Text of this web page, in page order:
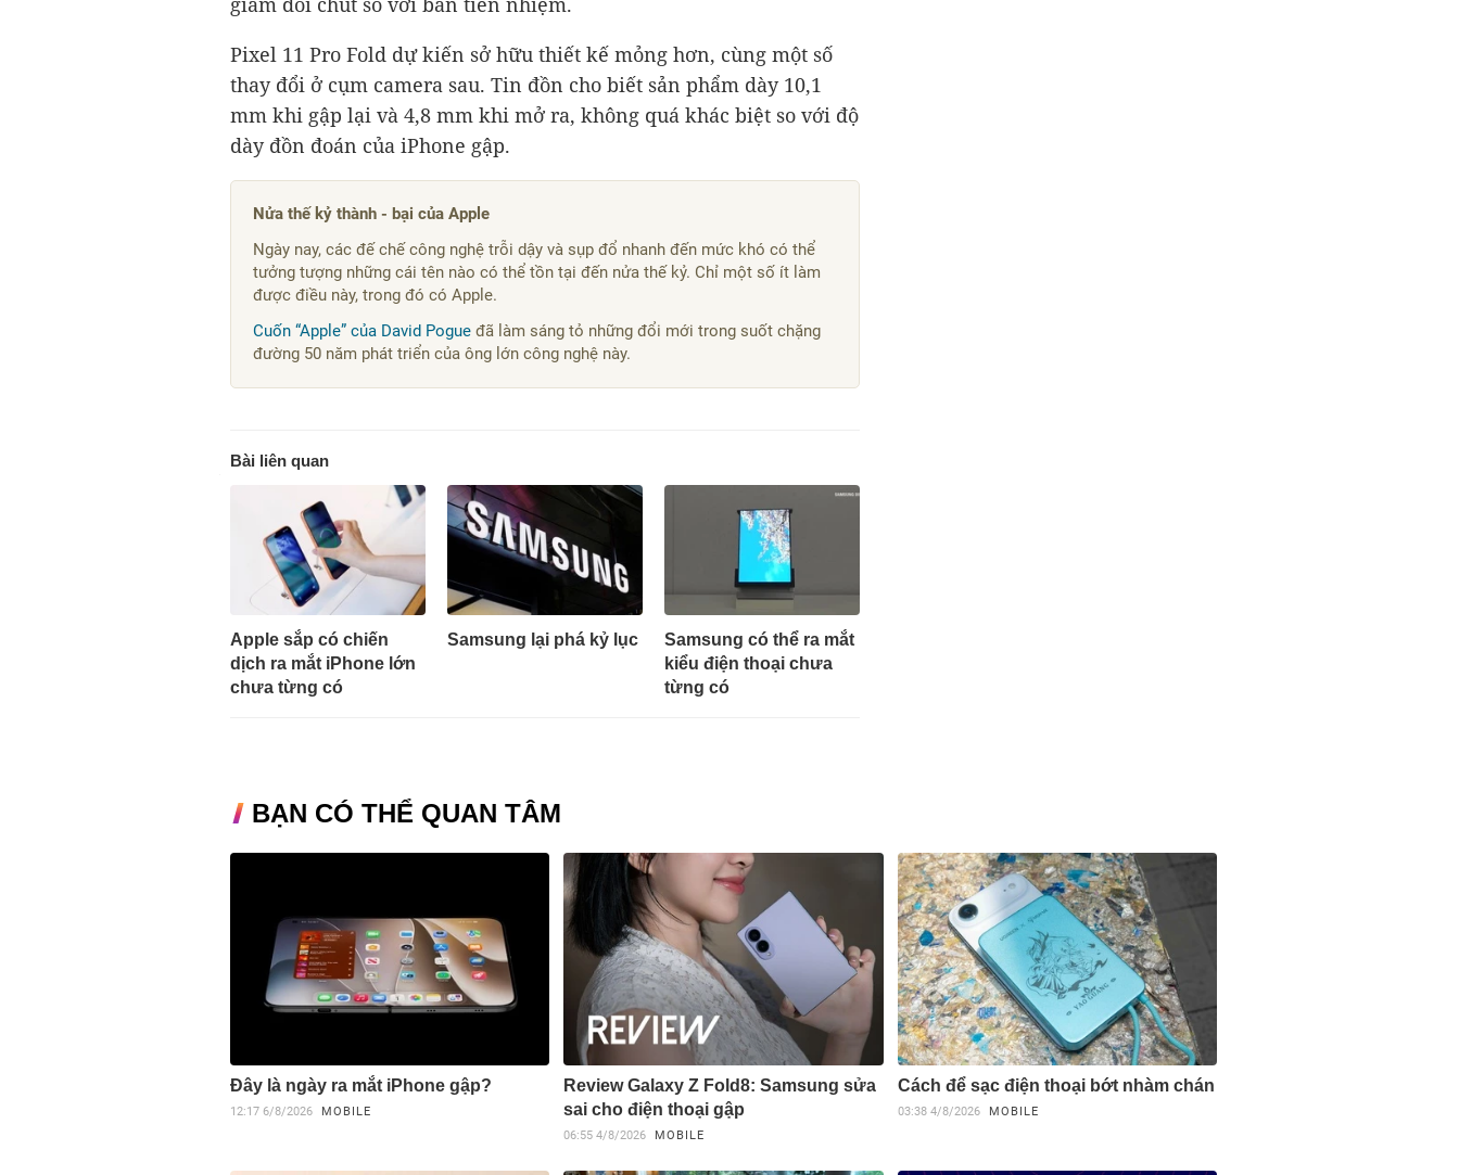
Pixel 11 Pro Fold dự kiến sở hữu thiết kế mỏng hơn, cùng một số
thay đổi ở cụm camera sau. Tin đồn cho biết sản phẩm dày 10,1
mm khi gập lại và 4,8 mm khi mở ra, không quá khác biệt so với độ
dày đồn đoán của iPhone gập.
Nửa thế kỷ thành - bại của Apple
Ngày nay, các đế chế công nghệ trỗi dậy và sụp đổ nhanh đến mức khó có thể
tưởng tượng những cái tên nào có thể tồn tại đến nửa thế kỷ. Chỉ một số ít làm
được điều này, trong đó có Apple.
Cuốn “Apple” của David Pogue đã làm sáng tỏ những đổi mới trong suốt chặng
đường 50 năm phát triển của ông lớn công nghệ này.
Bài liên quan
Apple sắp có chiến
dịch ra mắt iPhone lớn
chưa từng có
Samsung lại phá kỷ lục
Samsung có thể ra mắt
kiểu điện thoại chưa
từng có
BẠN CÓ THỂ QUAN TÂM
Đây là ngày ra mắt iPhone gập?
12:17 6/8/2026 MOBILE
Review Galaxy Z Fold8: Samsung sửa
sai cho điện thoại gập
06:55 4/8/2026 MOBILE
Cách để sạc điện thoại bớt nhàm chán
03:38 4/8/2026 MOBILE